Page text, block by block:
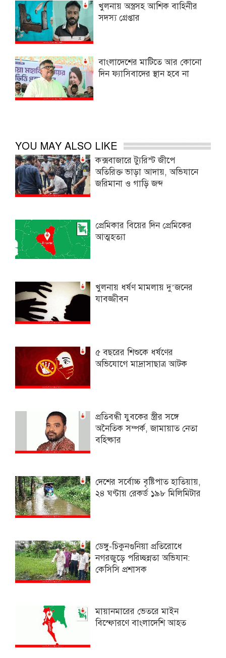
খুলনায় অস্ত্রসহ আশিক বাহিনীর
সদস্য গ্রেপ্তার
বাংলাদেশের মাটিতে আর কোনো
দিন ফ্যাসিবাদের স্থান হবে না
YOU MAY ALSO LIKE
কক্সবাজারে ট্যুরিস্ট জীপে
অতিরিক্ত ভাড়া আদায়, অভিযানে
জরিমানা ও গাড়ি জব্দ
প্রেমিকার বিয়ের দিন প্রেমিকের
আত্মহত্যা
খুলনায় ধর্ষণ মামলায় দু’জনের
যাবজ্জীবন
৫ বছরের শিশুকে ধর্ষণের
অভিযোগে মাদ্রাসাছাত্র আটক
প্রতিবন্ধী যুবকের স্ত্রীর সঙ্গে
অনৈতিক সম্পর্ক, জামায়াত নেতা
বহিষ্কার
দেশের সর্বোচ্চ বৃষ্টিপাত হাতিয়ায়,
২৪ ঘণ্টায় রেকর্ড ১৯৮ মিলিমিটার
ডেঙ্গু-চিকুনগুনিয়া প্রতিরোধে
নগরজুড়ে পরিচ্ছন্নতা অভিযান:
কেসিসি প্রশাসক
মায়ানমারের ভেতরে মাইন
বিস্ফোরণে বাংলাদেশি আহত